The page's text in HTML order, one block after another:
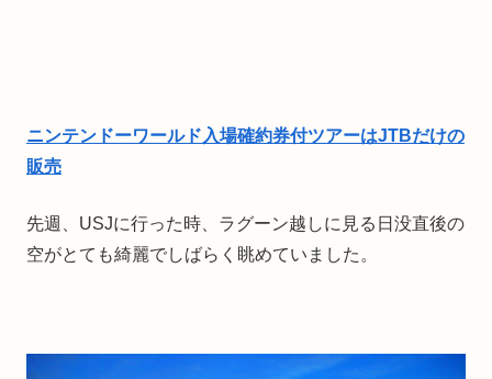
ニンテンドーワールド入場確約券付ツアーはJTBだけの
販売
先週、USJに行った時、ラグーン越しに見る日没直後の
空がとても綺麗でしばらく眺めていました。